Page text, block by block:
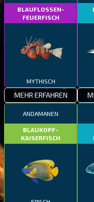
BLAUFLOSSEN-
FEUERFISCH
MYTHISCH
MEHR ERFAHREN
ANDAMANEN
BLAUKOPF-
KAISERFISCH